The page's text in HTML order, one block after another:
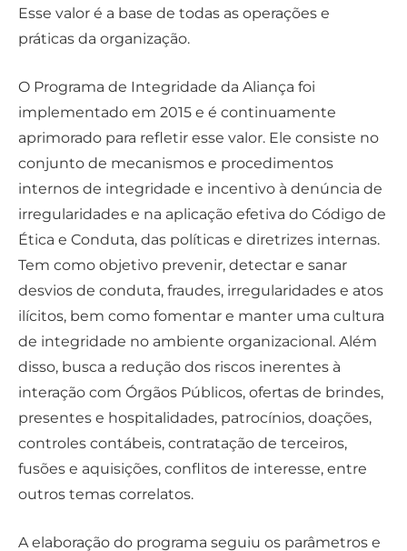
Esse valor é a base de todas as operações e
práticas da organização.
O Programa de Integridade da Aliança foi
implementado em 2015 e é continuamente
aprimorado para refletir esse valor. Ele consiste no
conjunto de mecanismos e procedimentos
internos de integridade e incentivo à denúncia de
irregularidades e na aplicação efetiva do Código de
Ética e Conduta, das políticas e diretrizes internas.
Tem como objetivo prevenir, detectar e sanar
desvios de conduta, fraudes, irregularidades e atos
ilícitos, bem como fomentar e manter uma cultura
de integridade no ambiente organizacional. Além
disso, busca a redução dos riscos inerentes à
interação com Órgãos Públicos, ofertas de brindes,
presentes e hospitalidades, patrocínios, doações,
controles contábeis, contratação de terceiros,
fusões e aquisições, conflitos de interesse, entre
outros temas correlatos.
A elaboração do programa seguiu os parâmetros e